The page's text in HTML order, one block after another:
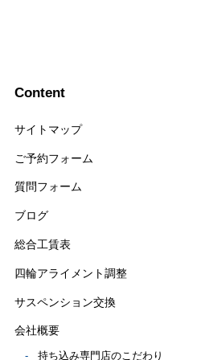
Content
サイトマップ
ご予約フォーム
質問フォーム
ブログ
総合工賃表
四輪アライメント調整
サスペンション交換
会社概要
持ち込み専門店のこだわり